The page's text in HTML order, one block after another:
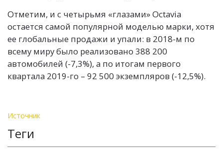
Отметим, и с четырьмя «глазами» Octavia
остается самой популярной моделью марки, хотя
ее глобальные продажи и упали: в 2018-м по
всему миру было реализовано 388 200
автомобилей (-7,3%), а по итогам первого
квартала 2019-го – 92 500 экземпляров (-12,5%).
Источник
Теги